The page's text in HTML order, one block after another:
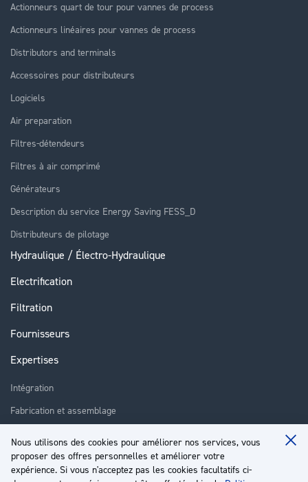
Nous utilisons des cookies pour améliorer nos services, vous
proposer des offres personnelles et améliorer votre
expérience. Si vous n'acceptez pas les cookies facultatifs ci-
Actionneurs quart de tour pour vannes de process
Actionneurs linéaires pour vannes de process
Distributors and terminals
Accessoires pour distributeurs
Logiciels
Air preparation
Filtres-détendeurs
Filtres à air comprimé
Générateurs
Description du service Energy Saving FESS_D
Distributeurs de pilotage
Hydraulique / Électro-Hydraulique
Electrification
Filtration
Fournisseurs
Expertises
Intégration
Fabrication et assemblage
Réparation
Formation